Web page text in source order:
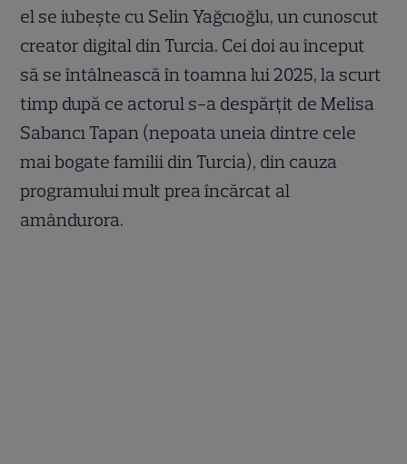
el se iubește cu Selin Yağcıoğlu, un cunoscut
creator digital din Turcia. Cei doi au început
să se întâlnească în toamna lui 2025, la scurt
timp după ce actorul s-a despărțit de Melisa
Sabancı Tapan (nepoata uneia dintre cele
mai bogate familii din Turcia), din cauza
programului mult prea încărcat al
amândurora.